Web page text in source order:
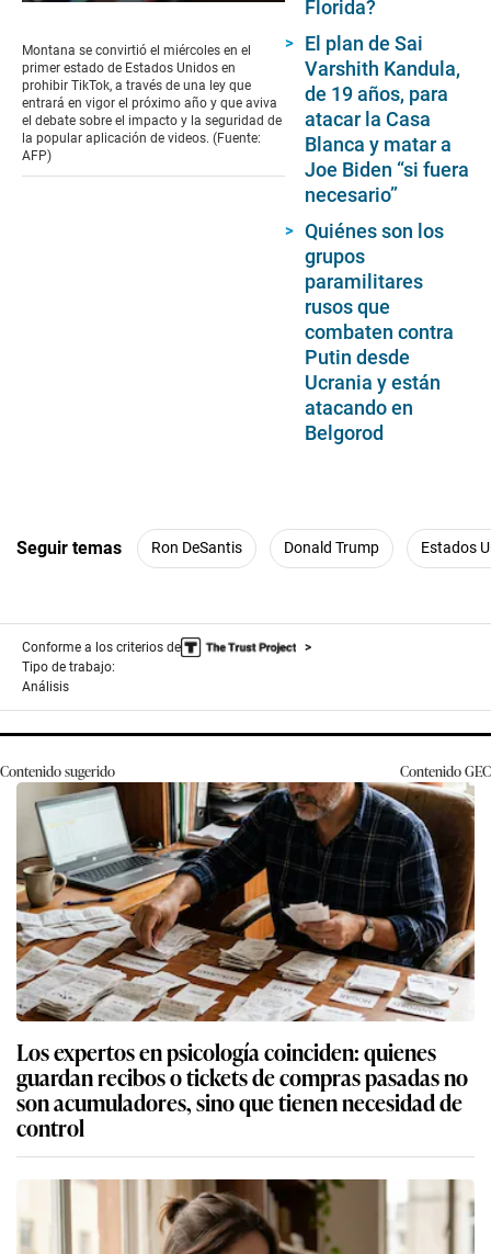
of
1
minute,
24
seconds
Montana se convirtió el miércoles en el
primer estado de Estados Unidos en
prohibir TikTok, a través de una ley que
entrará en vigor el próximo año y que aviva
el debate sobre el impacto y la seguridad de
la popular aplicación de videos. (Fuente:
AFP)
Florida?
El plan de Sai
Varshith Kandula,
de 19 años, para
atacar la Casa
Blanca y matar a
Joe Biden “si fuera
necesario”
Quiénes son los
grupos
paramilitares
rusos que
combaten contra
Putin desde
Ucrania y están
atacando en
Belgorod
Seguir temas Ron DeSantis Donald Trump Estados
Conforme a los criterios de
Tipo de trabajo:
Análisis
Contenido sugerido ContenidoGEC
Los expertos en psicología coinciden: quienes
guardan recibos o tickets de compras pasadas no
son acumuladores, sino que tienen necesidad de
control